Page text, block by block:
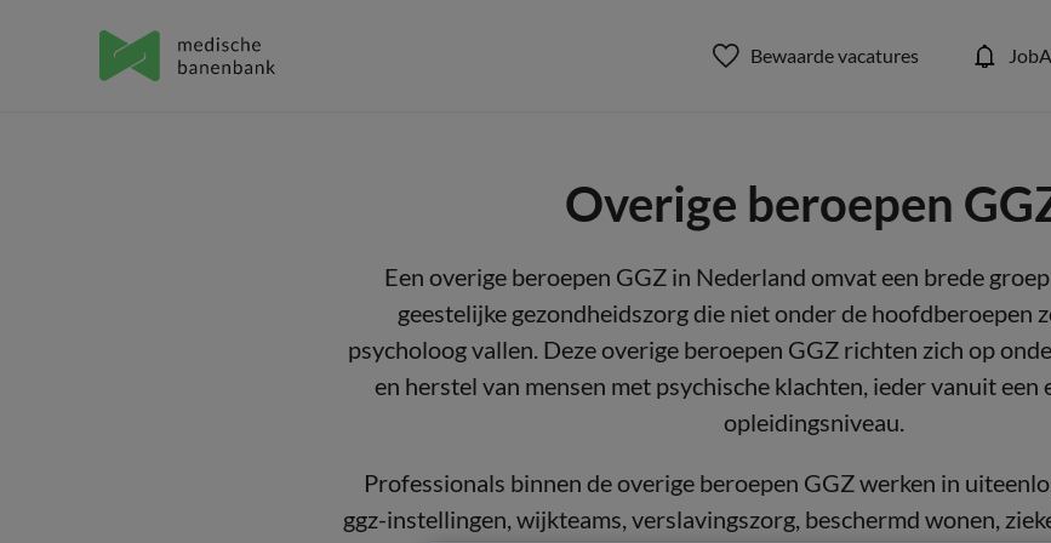
Bewaarde vacatures
Overige beroepen
Een overige beroepen GGZ in Nederland omvat een brede
geestelijke gezondheidszorg die niet onder de hoofdberoepen
psycholoog vallen. Deze overige beroepen GGZ richten zich op
en herstel van mensen met psychische klachten, ieder vanuit een
opleidingsniveau.
Professionals binnen de overige beroepen GGZ werken in
ggz-instellingen, wijkteams, verslavingszorg, beschermd wonen,